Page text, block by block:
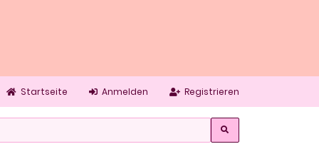
Registrieren
Anmelden
Startseite